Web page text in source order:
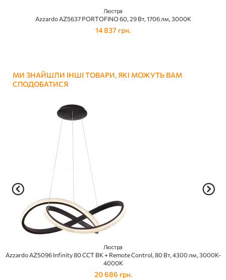
Люстра
Azzardo AZ5637 PORTOFINO 60, 29 Вт, 1706 лм, 3000К
14 837 грн.
МИ ЗНАЙШЛИ ІНШІ ТОВАРИ, ЯКІ МОЖУТЬ ВАМ
СПОДОБАТИСЯ
Люстра
Azzardo AZ5096 Infinity 80 CCT BK + Remote Control, 80 Вт, 4300 лм, 3000K-
4000K
20 686 грн.